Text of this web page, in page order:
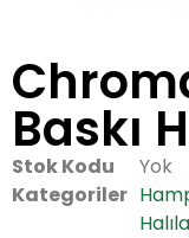
Baskı
Stok Kodu
Yok
Kategoriler